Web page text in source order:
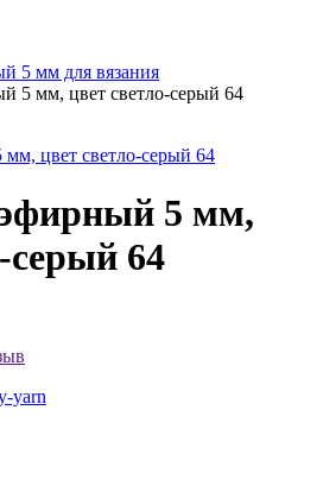
5 мм для вязания
5 мм, цвет светло-серый 64
5 мм,
серый 64
yarn